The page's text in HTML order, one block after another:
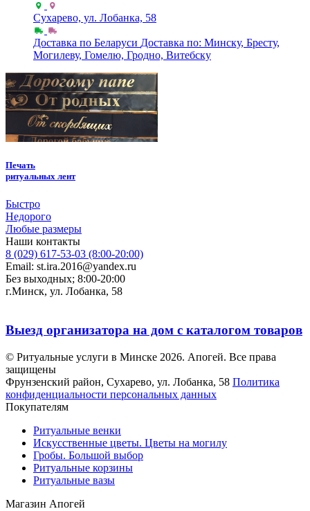
Сухарево, ул. Лобанка, 58
Доставка по Беларуси Доставка по: Минску, Бресту,
Могилеву, Гомелю, Гродно, Витебску
Печать
ритуальных лент
Быстро
Недорого
Любые размеры
Наши контакты
8 (029) 617-53-03 (8:00-20:00)
Email: st.ira.2016@yandex.ru
Без выходных; 8:00-20:00
г.Минск, ул. Лобанка, 58
Выезд организатора на дом с каталогом товаров
© Ритуальные услуги в Минске 2026. Апогей. Все права
защищены
Фрунзенский район, Сухарево, ул. Лобанка, 58 Политика
конфиденциальности персональных данных
Покупателям
Ритуальные венки
Искусственные цветы. Цветы на могилу
Гробы. Большой выбор
Ритуальные корзины
Ритуальные вазы
Магазин Апогей